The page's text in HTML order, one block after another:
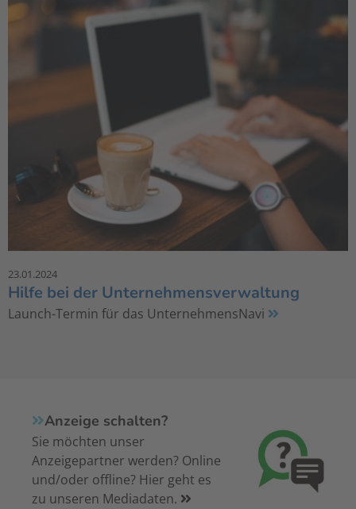
23.01.2024
Hilfe bei der Unternehmensverwaltung
Launch-Termin für das UnternehmensNavi
Anzeige schalten?
Sie möchten unser
Anzeigepartner werden? Online
und/oder offline? Hier geht es
zu unseren Mediadaten.